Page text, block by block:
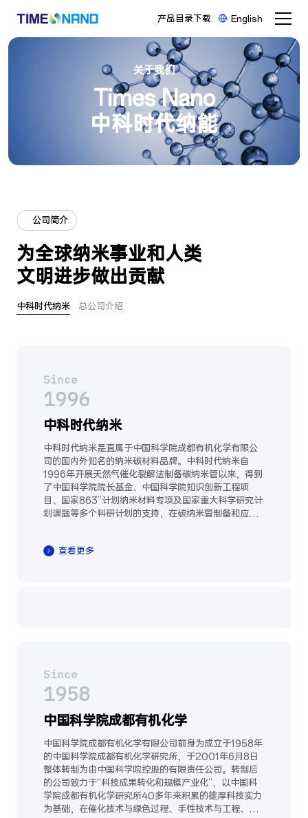
产品目录下载 English
关于我们
Times Nano
中科时代纳能
公司简介
为全球纳米事业和人类
文明进步做出贡献
中科时代纳米 总公司介绍
Since
1996
中科时代纳米
中科时代纳米是直属于中国科学院成都有机化学有限公
司的国内外知名的纳米碳材料品牌。中科时代纳米自
1996年开展天然气催化裂解法制备碳纳米管以来，得到
了中国科学院院长基金、中国科学院知识创新工程项
目、国家863”计划纳米材料专项及国家重大科学研究计
划课题等多个科研计划的支持，在碳纳米管制备和应用
国发明专利43项，获授权专利15项，发表SCI文章100
查看更多
Since
1958
中国科学院成都有机化学
中国科学院成都有机化学有限公司前身为成立于1958年
的中国科学院成都有机化学研究所，于2001年6月8日
整体转制为由中国科学院控股的有限责任公司。转制后
的公司致力于“科技成果转化和规模产业化”，以中国科
学院成都有机化学研究所40多年来积累的雄厚科技实力
为基础，在催化技术与绿色过程、手性技术与工程、功